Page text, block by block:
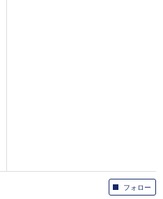
フォロー